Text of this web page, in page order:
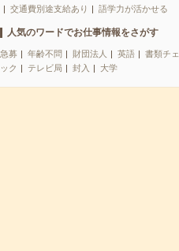
交通費別途支給あり
語学力が活かせる
人気のワードでお仕事情報をさがす
急募 年齢不問 財団法人 英語
書類チェ
ック
テレビ局 封入 大学